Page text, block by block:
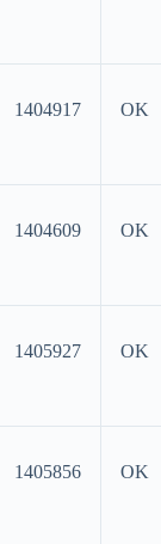
1404917 OK
1404609 OK
1405927 OK
1405856 OK